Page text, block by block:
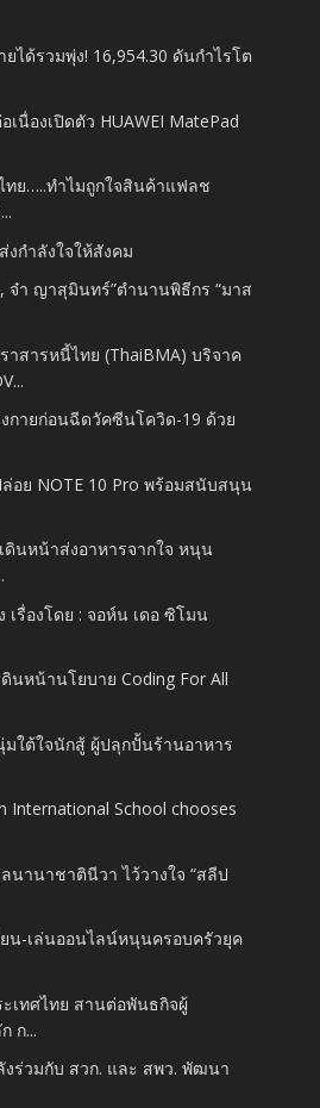
ได้รวมพุ่ง! 16,954.30 ดันกำไรโต
เนื่องเปิดตัว HUAWEI MatePad
ทย…..ทำไมถูกใจสินค้าแฟลช
งกำลังใจให้สังคม
จ๋า ญาสุมินทร์”ตำนานพิธีกร “มาส
าสารหนี้ไทย (ThaiBMA) บริจาค
กายก่อนฉีดวัคซีนโควิด-19 ด้วย
ล่อย NOTE 10 Pro พร้อมสนับสนุน
ดินหน้าส่งอาหารจากใจ หนุน
เรื่องโดย : จอห์น เดอ ซิโมน
ดินหน้านโยบาย Coding For All
มใต้ใจนักสู้ ผู้ปลุกปั้นร้านอาหาร
International School chooses
นานาชาตินีวา ไว้วางใจ “สลีป
ยน-เล่นออนไลน์หนุนครอบครัวยุค
เทศไทย สานต่อพันธกิจผู้
ก...
งร่วมกับ สวก. และ สพว. พัฒนา